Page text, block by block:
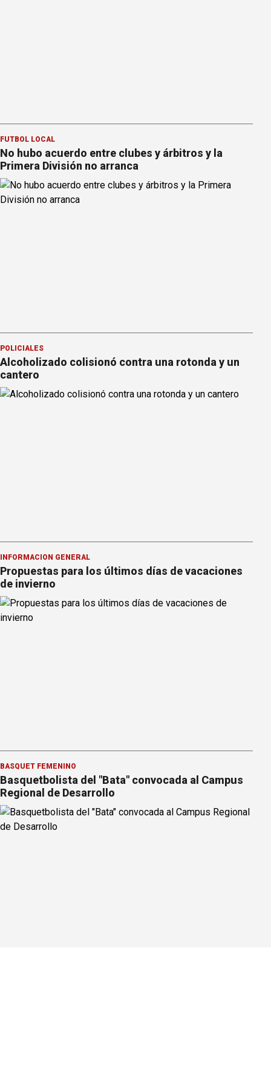
FÚTBOL LOCAL
No hubo acuerdo entre clubes y árbitros y la
Primera División no arranca
POLICIALES
Alcoholizado colisionó contra una rotonda y un
cantero
INFORMACION GENERAL
Propuestas para los últimos días de vacaciones
de invierno
BÁSQUET FEMENINO
Basquetbolista del "Bata" convocada al Campus
Regional de Desarrollo